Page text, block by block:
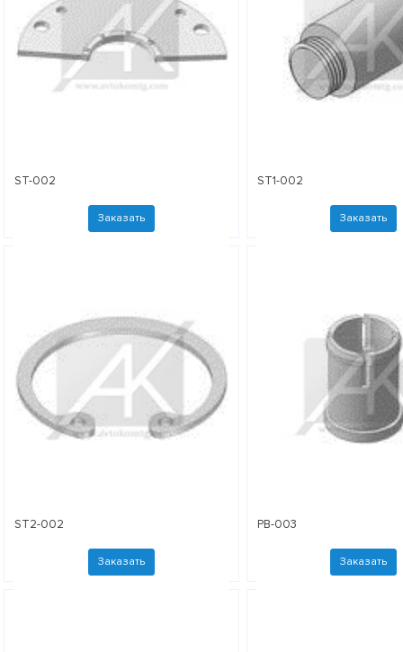
ST-002
Заказать
ST1-002
Заказать
ST2-002
Заказать
PB-003
Заказать